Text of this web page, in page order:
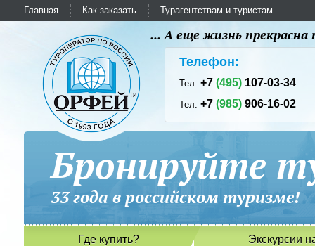
Главная Как заказать Турагентствам и туристам
... А еще жизнь
Телефон:
Тел:+7(495) 107-03-34
Тел:+7(985) 906-16-02
Бронируйте
33 года в российском
Где купить? Экскурсии